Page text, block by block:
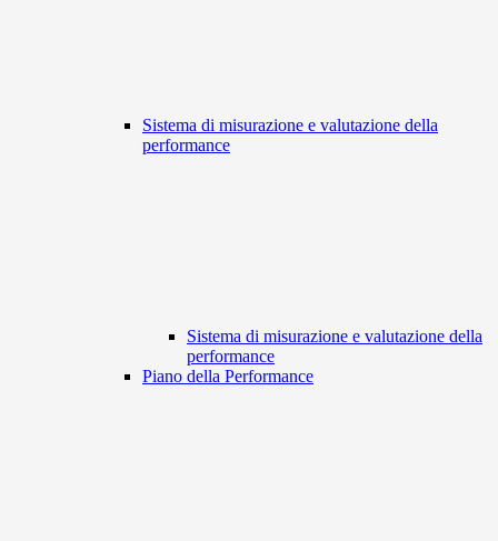
Sistema di misurazione e valutazione della
performance
Sistema di misurazione e valutazione della
performance
Piano della Performance